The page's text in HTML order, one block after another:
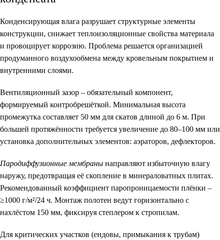
Конденсирующая влага разрушает структурные элементы
конструкции, снижает теплоизоляционные свойства материала
и провоцирует коррозию. Проблема решается организацией
продуманного воздухообмена между кровельным покрытием и
внутренними слоями.
Вентиляционный зазор – обязательный компонент,
формируемый контробрешёткой. Минимальная высота
промежутка составляет 50 мм для скатов длиной до 6 м. При
большей протяжённости требуется увеличение до 80–100 мм или
установка дополнительных элементов: аэраторов, дефлекторов.
Пародиффузионные мембраны направляют избыточную влагу
наружу, предотвращая её скопление в минераловатных плитах.
Рекомендованный коэффициент паропроницаемости плёнки –
≥1000 г/м²/24 ч. Монтаж полотен ведут горизонтально с
нахлёстом 150 мм, фиксируя степлером к стропилам.
Для критических участков (ендовы, примыкания к трубам)